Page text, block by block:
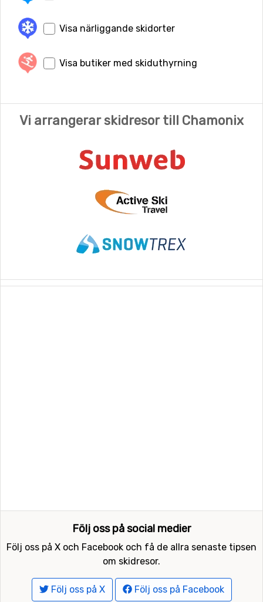
Visa närliggande skidorter
Visa butiker med skiduthyrning
Vi arrangerar skidresor till Chamonix
Följ oss på social medier
Följ oss på X och Facebook och få de allra senaste tipsen
om skidresor.
Följ oss på X Följ oss på Facebook